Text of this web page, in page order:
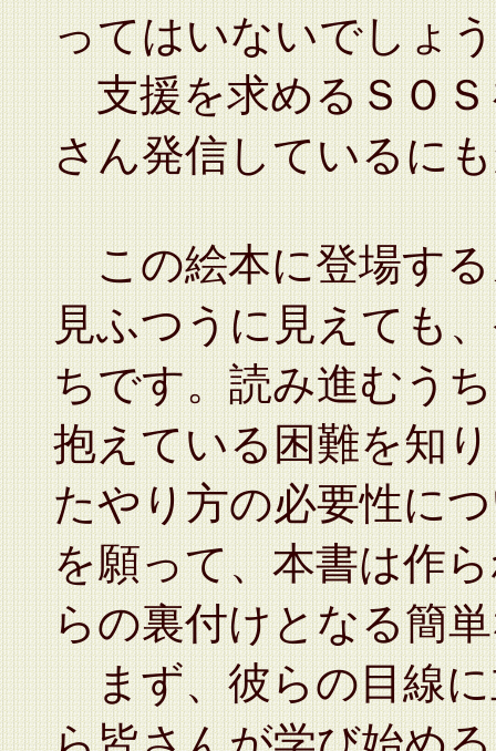
ってはいないでしょ
支援を求めるＳＯＳ
さん発信しているに
この絵本に登場する
見ふつうに見えても
ちです。読み進むう
抱えている困難を知
たやり方の必要性に
を願って、本書は作
らの裏付けとなる簡
まず、彼らの目線に